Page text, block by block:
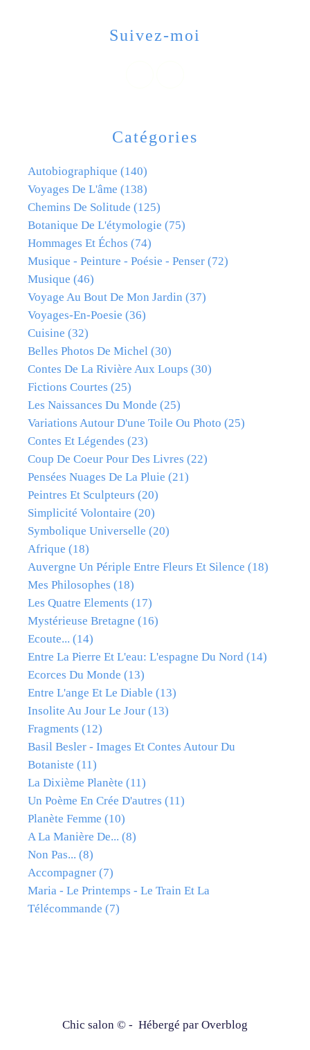
Catégories
Autobiographique (140)
Voyages De L'âme (138)
Chemins De Solitude (125)
Botanique De L'étymologie (75)
Hommages Et Échos (74)
Musique - Peinture - Poésie - Penser (72)
Musique (46)
Voyage Au Bout De Mon Jardin (37)
Voyages-En-Poesie (36)
Cuisine (32)
Belles Photos De Michel (30)
Contes De La Rivière Aux Loups (30)
Fictions Courtes (25)
Les Naissances Du Monde (25)
Variations Autour D'une Toile Ou Photo (25)
Contes Et Légendes (23)
Coup De Coeur Pour Des Livres (22)
Pensées Nuages De La Pluie (21)
Peintres Et Sculpteurs (20)
Simplicité Volontaire (20)
Symbolique Universelle (20)
Afrique (18)
Auvergne Un Périple Entre Fleurs Et Silence (18)
Mes Philosophes (18)
Les Quatre Elements (17)
Mystérieuse Bretagne (16)
Ecoute... (14)
Entre La Pierre Et L'eau: L'espagne Du Nord (14)
Ecorces Du Monde (13)
Entre L'ange Et Le Diable (13)
Insolite Au Jour Le Jour (13)
Fragments (12)
Basil Besler - Images Et Contes Autour Du
Botaniste (11)
La Dixième Planète (11)
Un Poème En Crée D'autres (11)
Planète Femme (10)
A La Manière De... (8)
Non Pas... (8)
Accompagner (7)
Maria - Le Printemps - Le Train Et La
Télécommande (7)
Suivez-moi
Chic salon © - Hébergé par Overblog